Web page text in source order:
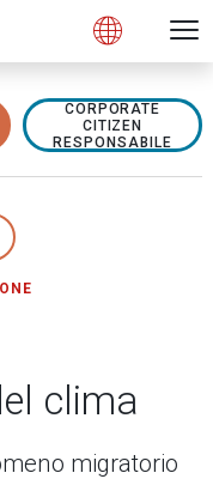
Open
CORPORATE
CITIZEN
RESPONSABILE
clima
migratorio